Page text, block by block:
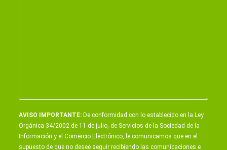
AVISO IMPORTANTE: De conformidad con lo establecido en la Ley
Orgánica 34/2002 de 11 de julio, de Servicios de la Sociedad de la
Información y el Comercio Electrónico, le comunicamos que en el
supuesto de que no desee seguir recibiendo las comunicaciones e